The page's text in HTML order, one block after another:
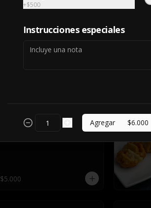
GYOZAS CAMARON
GYOZAS DE CERDO
$5.000
+$500
Instrucciones especiales
Agregar $6.000